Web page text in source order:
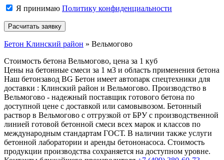
Я принимаю Политику конфиденциальности
Бетон Клинский район » Вельмогово
Стоимость бетона Вельмогово, цена за 1 куб
Цены на бетонные смеси за 1 м3 и область применения бетона
Наш бетонзавод BG Бетон имеет автопарк спецтехники для
доставки : Клинский район и Вельмогово. Производство в
Вельмогово - надежный поставщик готового бетона по
доступной цене с доставкой или самовывозом. Бетонный
раствор в Вельмогово с отгрузкой от БРУ с производственной
линией готовой бетонной смеси всех марок и классов по
международным стандартам ГОСТ. В наличии также услуги
бетонной лаборатории и аренды бетононасоса. Стоимость
продукции производства сохраняется на доступном уровне.